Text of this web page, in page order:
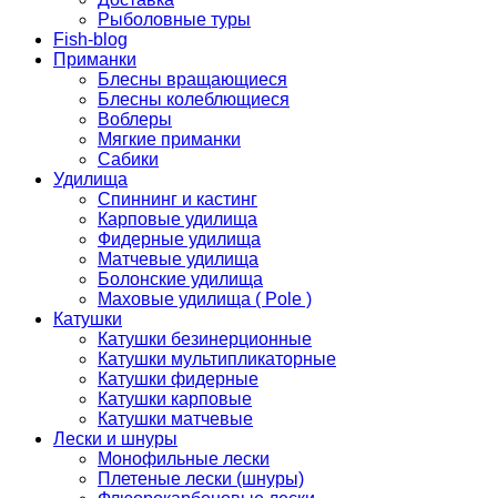
Рыболовные туры
Fish-blog
Приманки
Блесны вращающиеся
Блесны колеблющиеся
Воблеры
Мягкие приманки
Сабики
Удилища
Спиннинг и кастинг
Карповые удилища
Фидерные удилища
Матчевые удилища
Болонские удилища
Маховые удилища ( Pole )
Катушки
Катушки безинерционные
Катушки мультипликаторные
Катушки фидерные
Катушки карповые
Катушки матчевые
Лески и шнуры
Монофильные лески
Плетеные лески (шнуры)